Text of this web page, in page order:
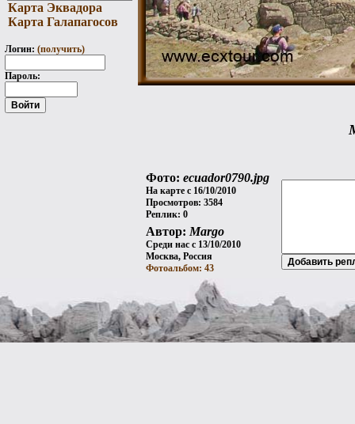
Карта Эквадора
Карта Галапагосов
Логин: (получить)
Пароль:
Фото: ecuador0790.jpg
На карте с 16/10/2010
Просмотров: 3584
Реплик: 0
Автор: Margo
Среди нас с 13/10/2010
Москва, Россия
Фотоальбом: 43